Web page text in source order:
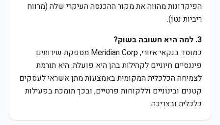
הפיקדונות מהווה את מקור ההכנסה העיקרי שלה (מרווח
ריביות נטו).
3. למה היא חשובה בשוק?
כמוסד בנקאי אזורי, Meridian Corp מספקת שירותים
פיננסיים חיוניים לקהילות בהן היא פועלת. היא תורמת
לצמיחה הכלכלית המקומית באמצעות מתן אשראי לעסקים
קטנים ובינוניים וללקוחות פרטיים, ובכך תומכת בפעילות
כלכלית ובצריכה.